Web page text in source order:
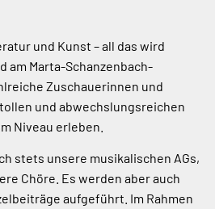
und Kunst – all das wird
am Marta-Schanzenbach-
Zuschauerinnen und
und abwechslungsreichen
Niveau erleben.
stets unsere musikalischen AGs,
Chöre. Es werden aber auch
aufgeführt. Im Rahmen